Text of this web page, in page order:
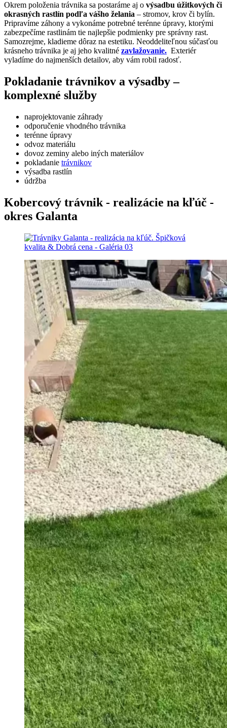
Okrem položenia trávnika sa postaráme aj o výsadbu úžitkových či
okrasných rastlín podľa vášho želania – stromov, krov či bylín.
Pripravíme záhony a vykonáme potrebné terénne úpravy, ktorými
zabezpečíme rastlinám tie najlepšie podmienky pre správny rast.
Samozrejme, kladieme dôraz na estetiku. Neoddeliteľnou súčasťou
krásneho trávnika je aj jeho kvalitné zavlažovanie. Exteriér
vyladíme do najmenších detailov, aby vám robil radosť.
Pokladanie trávnikov a výsadby –
komplexné služby
naprojektovanie záhrady
odporučenie vhodného trávnika
terénne úpravy
odvoz materiálu
dovoz zeminy alebo iných materiálov
pokladanie trávnikov
výsadba rastlín
údržba
Kobercový trávnik - realizácie na kľúč -
okres Galanta